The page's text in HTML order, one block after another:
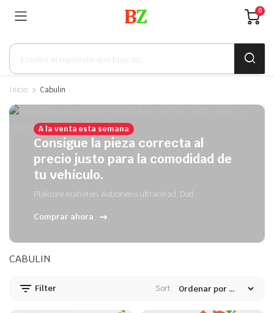
0
Búsqueda
productos
Inicio Cabulin
A la venta esta semana
Consigue la pieza correcta al
precio justo para la comodidad de
tu vehículo.
Plakrore maheten. Astronens ultranirad. Dod.
Comprar ahora
CABULIN
Filter Sort: